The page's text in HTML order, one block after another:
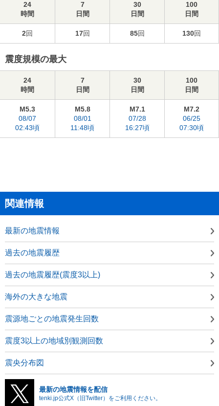
24
時間
7
日間
30
日間
100
日間
2回 17回 85回 130回
震度規模の最大
24
時間
7
日間
30
日間
100
日間
M5.3
08/07
02:43頃
M5.8
08/01
11:48頃
M7.1
07/28
16:27頃
M7.2
06/25
07:30頃
関連情報
最新の地震情報
過去の地震履歴
過去の地震履歴(震度3以上)
海外の大きな地震
震源地ごとの地震発生回数
震度3以上の地域別観測回数
震央分布図
最新の地震情報を配信
tenki.jp公式X（旧Twitter）をご利用ください。